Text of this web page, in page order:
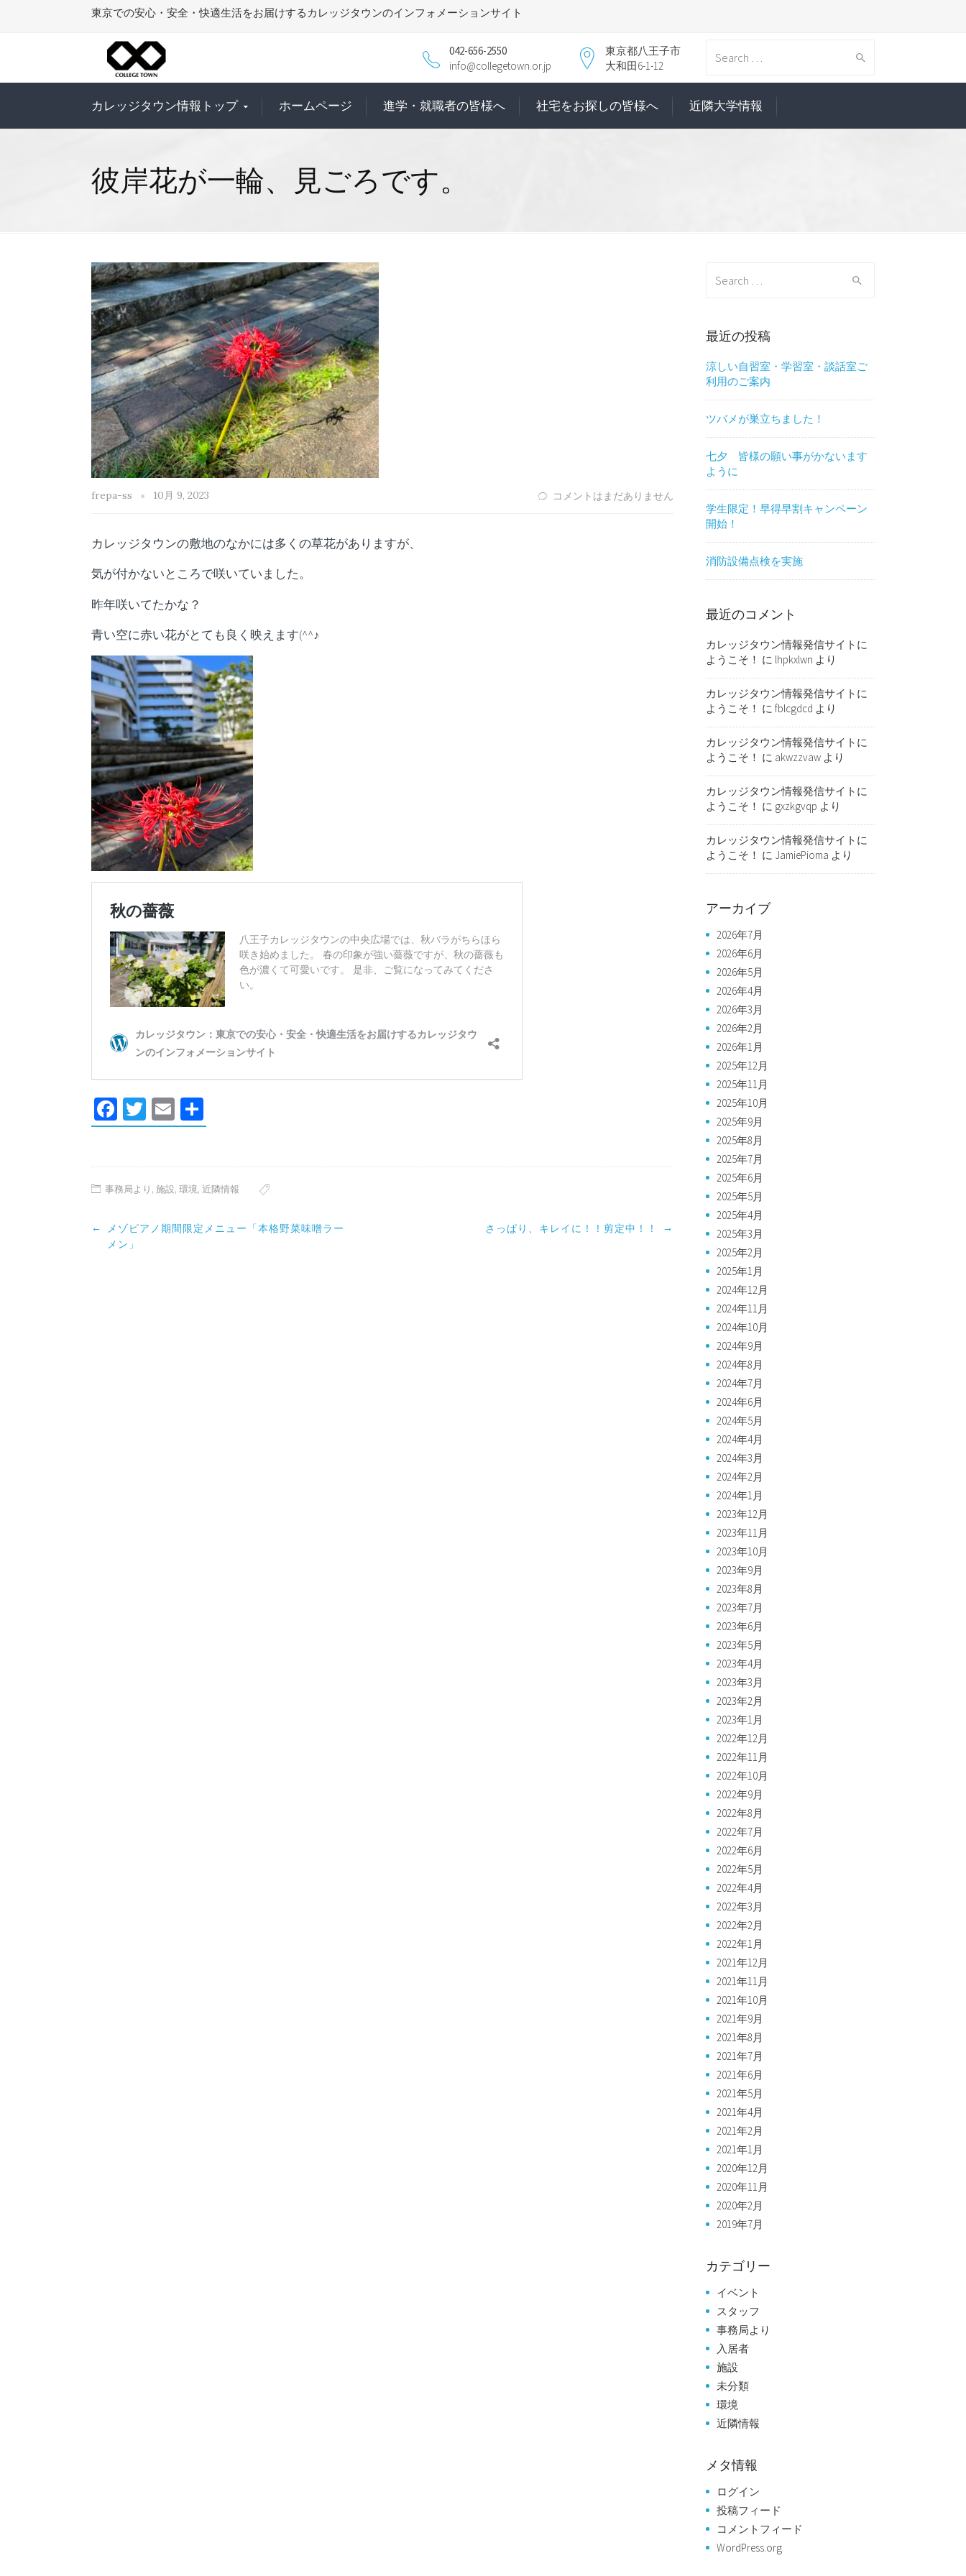
東京での安心・安全・快適生活をお届けするカレッジタウンのインフォメーションサイト
for:
東京都八王子市
大和田6-1-12
042-656-2550
info@collegetown.or.jp
カレッジタウン情報トップ ホームページ 進学・就職者の皆様へ 社宅をお探しの皆様へ 近隣大学情報
彼岸花が一輪、見ごろです。
frepa-ss 10月 9, 2023 コメントはまだありません
カレッジタウンの敷地のなかには多くの草花がありますが、
気が付かないところで咲いていました。
昨年咲いてたかな？
青い空に赤い花がとても良く映えます(^^♪
Facebook
Twitter
Email
有
事務局より , 施設, 環境, 近隣情報
Post
navigation
←
メゾピアノ期間限定メニュー「本格野菜味噌ラー
メン」
さっぱり、キレイに！！剪定中！！ →
最近の投稿
涼しい自習室・学習室・談話室ご
利用のご案内
ツバメが巣立ちました！
七夕 皆様の願い事がかないます
ように
学生限定！早得早割キャンペーン
開始！
消防設備点検を実施
最近のコメント
カレッジタウン情報発信サイトに
ようこそ！ に lhpkxlwn より
カレッジタウン情報発信サイトに
ようこそ！ に fblcgdcd より
カレッジタウン情報発信サイトに
ようこそ！ に akwzzvaw より
カレッジタウン情報発信サイトに
ようこそ！ に gxzkgvqp より
カレッジタウン情報発信サイトに
ようこそ！ に JamiePioma より
アーカイブ
2026年7月
2026年6月
2026年5月
2026年4月
2026年3月
2026年2月
2026年1月
2025年12月
2025年11月
2025年10月
2025年9月
2025年8月
2025年7月
2025年6月
2025年5月
2025年4月
2025年3月
2025年2月
2025年1月
2024年12月
2024年11月
2024年10月
2024年9月
2024年8月
2024年7月
2024年6月
2024年5月
2024年4月
2024年3月
2024年2月
2024年1月
2023年12月
2023年11月
2023年10月
2023年9月
2023年8月
2023年7月
2023年6月
2023年5月
2023年4月
2023年3月
2023年2月
2023年1月
2022年12月
2022年11月
2022年10月
2022年9月
2022年8月
2022年7月
2022年6月
2022年5月
2022年4月
2022年3月
2022年2月
2022年1月
2021年12月
2021年11月
2021年10月
2021年9月
2021年8月
2021年7月
2021年6月
2021年5月
2021年4月
2021年2月
2021年1月
2020年12月
2020年11月
2020年2月
2019年7月
カテゴリー
イベント
スタッフ
事務局より
入居者
施設
未分類
環境
近隣情報
メタ情報
ログイン
投稿フィード
コメントフィード
WordPress.org